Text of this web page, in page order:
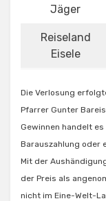
Jäger
Reiseland
Eisele
Die Verlosung
Pfarrer Gunter
Gewinnen handelt
Barauszahlung oder
Mit der
der Preis als
nicht im Eine-Welt-